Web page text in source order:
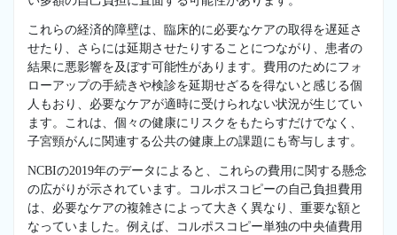
これらの経済的障壁は、臨床的に必要なケアの取得を遅延さ
せたり、さらには延期させたりすることにつながり、患者の
結果に悪影響を及ぼす可能性があります。費用のためにフォ
ローアップの手続きや検診を延期せざるを得ないと感じる個
人もおり、必要なケアが適時に受けられない状況が生じてい
ます。これは、個々の健康にリスクをもたらすだけでなく、
子宮頸がんに関連する公共の健康上の課題にも寄与します。
NCBIの2019年のデータによると、これらの費用に関する懸念
の広がりが示されています。コルポスコピーの自己負担費用
は、必要なケアの複雑さによって大きく異なり、重要な額と
なっていました。例えば、コルポスコピー単独の中央値費用